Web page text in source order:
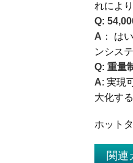
れによ
Q:
A ： は
ンシス
Q: 重量
A: 実現
大化す
ホット
関連